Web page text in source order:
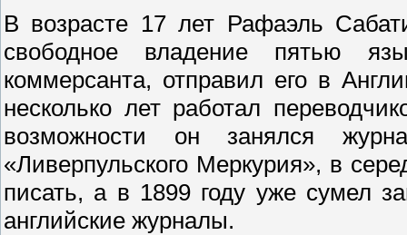
В возрасте 17 лет Рафаэль
свободное владение пятью
коммерсанта, отправил его в
несколько лет работал
возможности он занялся
«Ливерпульского Меркурия», в
писать, а в 1899 году уже сумел
английские журналы.